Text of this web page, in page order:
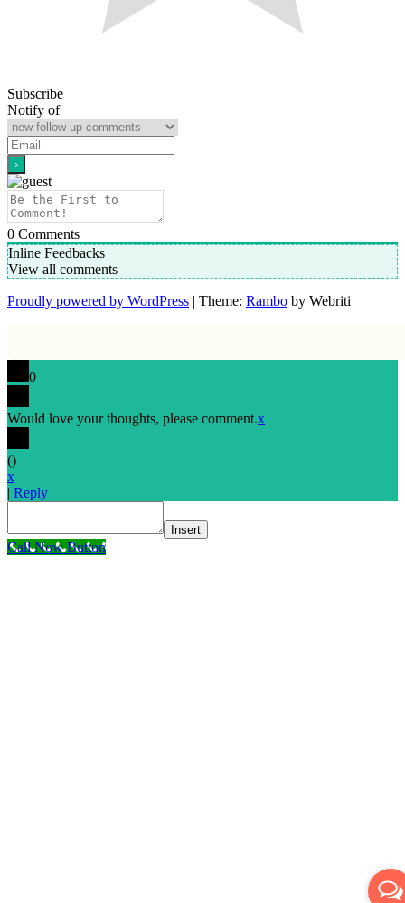
Subscribe
Notify of
0 Comments
Inline Feedbacks
View all comments
Proudly powered by WordPress | Theme: Rambo by Webriti
0
Would love your thoughts, please comment.x
()
x
| Reply
Insert
Call Now Button